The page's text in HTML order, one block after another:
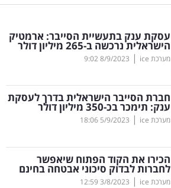
עסקת ענק בתעשיית הסייבר: ארמטיק
הישראלית נרכשה ב-265 מיליון דולר
מערכת ice |
8/9/2023
9:02
חברת הסייבר הישראלית בדרך לעסקת
ענק: תימכר בכ-350 מיליון דולר
מערכת ice |
5/9/2023
18:06
הכירו את הקוד הפתוח שיאפשר
לחברות לבדוק סיכוני אבטחה בחינם
מערכת ice |
3/8/2023
12:59